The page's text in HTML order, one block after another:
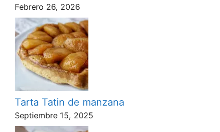
Febrero 26, 2026
Tarta Tatin de manzana
Septiembre 15, 2025